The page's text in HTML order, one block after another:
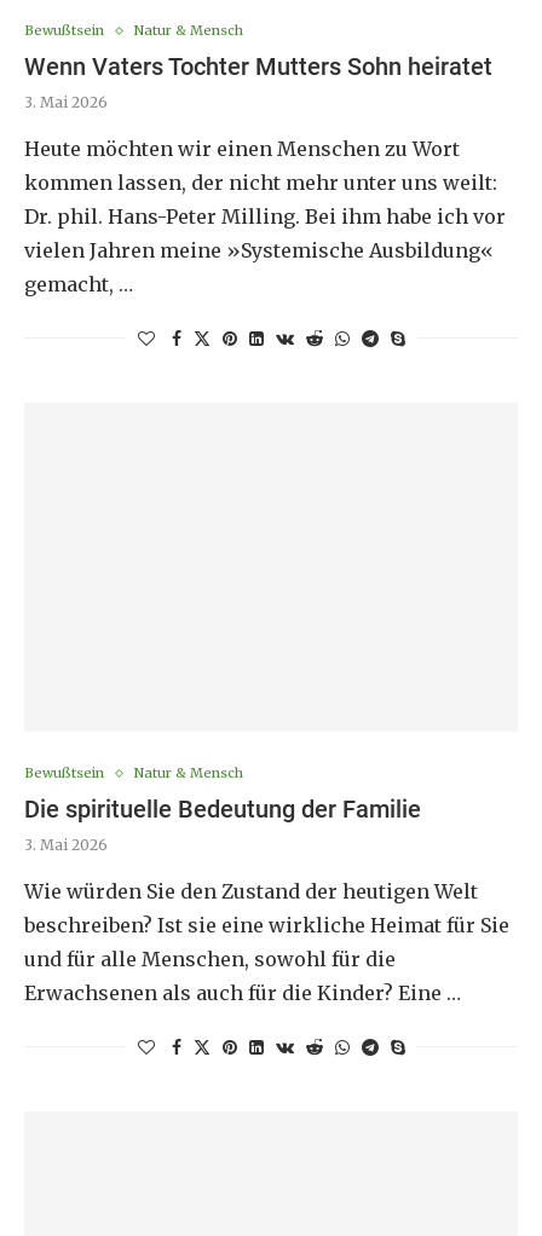
Bewußtsein Natur & Mensch
Wenn Vaters Tochter Mutters Sohn heiratet
3. Mai 2026
Heute möchten wir einen Menschen zu Wort
kommen lassen, der nicht mehr unter uns weilt:
Dr. phil. Hans-Peter Milling. Bei ihm habe ich vor
vielen Jahren meine »Systemische Ausbildung«
gemacht, …
Bewußtsein Natur & Mensch
Die spirituelle Bedeutung der Familie
3. Mai 2026
Wie würden Sie den Zustand der heutigen Welt
beschreiben? Ist sie eine wirkliche Heimat für Sie
und für alle Menschen, sowohl für die
Erwachsenen als auch für die Kinder? Eine …